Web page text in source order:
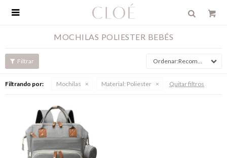

MOCHILAS POLIESTER BEBÉS
Recomendados
Filtrando por: Mochilas Material: Poliester Quitar filtros